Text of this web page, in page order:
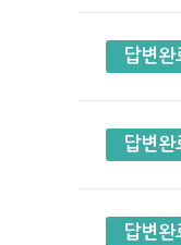
답변완
답변완
답변완